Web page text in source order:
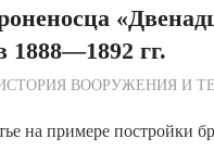
1888—1892 гг.
по Редакции
ВООРУЖЕНИЯ И
на примере постройки